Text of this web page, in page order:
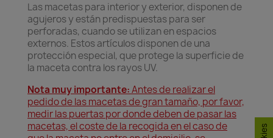
Las macetas para interior y exterior, disponen de
agujeros y están predispuestas para ser
perforadas, cuando se utilizan en espacios
externos. Estos artículos disponen de una
protección especial, que protege la superficie de
la maceta contra los rayos UV.
Nota muy importante:Antes de realizar el
pedido de las macetas de gran tamaño, por favor,
medir las puertas por donde deben de pasar las
macetas, el coste de la recogida en el caso de